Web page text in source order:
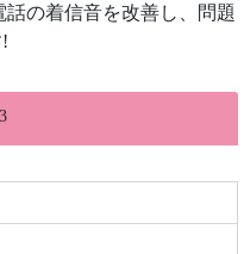
の着信音を改善し、問題